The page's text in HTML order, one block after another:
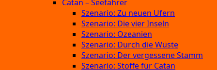
Catan – Seefahrer
Szenario: Zu neuen Ufern
Szenario: Die vier Inseln
Szenario: Ozeanien
Szenario: Durch die Wüste
Szenario: Der vergessene Stamm
Szenario: Stoffe für Catan